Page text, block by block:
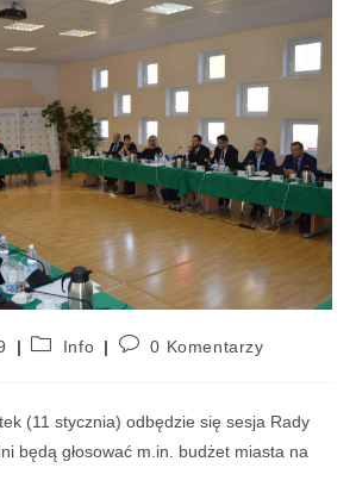
Info 0 Komentarzy
(11 stycznia) odbędzie się sesja Rady
będą głosować m.in. budżet miasta na